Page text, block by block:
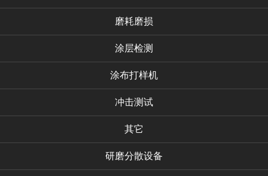
磨耗磨损
涂层检测
涂布打样机
冲击测试
其它
研磨分散设备